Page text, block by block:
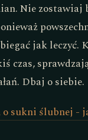
Nie zostawiaj
jak leczyć.
czas,
Dbaj o siebie.
o sukni ślubnej -